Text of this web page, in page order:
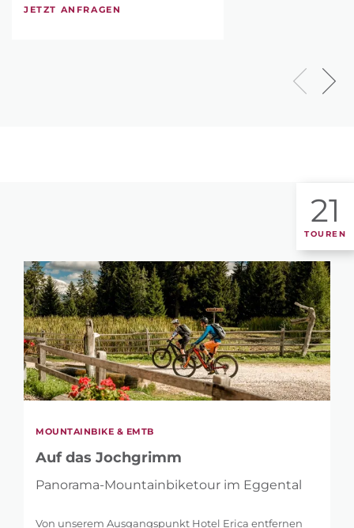
JETZT ANFRAGEN
21
TOUREN
MOUNTAINBIKE & EMTB
Auf das Jochgrimm
Panorama-Mountainbiketour im Eggental
Von unserem Ausgangspunkt Hotel Erica entfernen